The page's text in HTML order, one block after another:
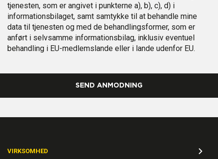
tjenesten, som er angivet i punkterne a), b), c), d) i
informationsbilaget, samt samtykke til at behandle mine
data til tjenesten og med de behandlingsformer, som er
anført i selvsamme informationsbilag, inklusiv eventuel
behandling i EU-medlemslande eller i lande udenfor EU.
SEND ANMODNING
VIRKSOMHED